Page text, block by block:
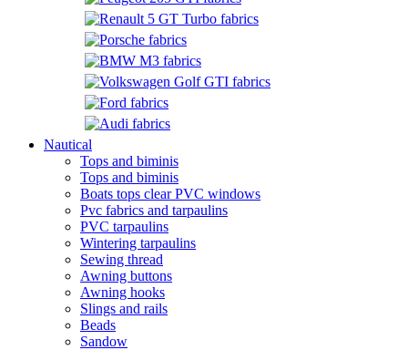
Nautical
Tops and biminis
Tops and biminis
Boats tops clear PVC windows
Pvc fabrics and tarpaulins
PVC tarpaulins
Wintering tarpaulins
Sewing thread
Awning buttons
Awning hooks
Slings and rails
Beads
Sandow